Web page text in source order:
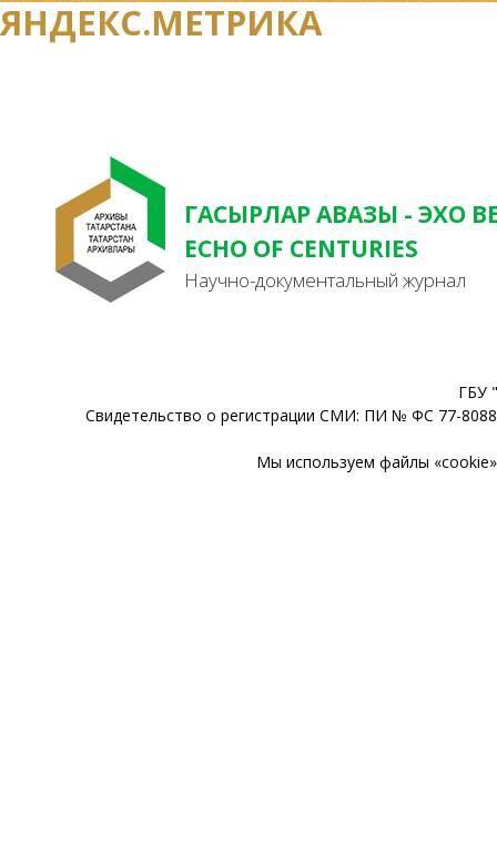
ЯНДЕКС.МЕТРИКА
ГАСЫРЛАР АВАЗЫ - ЭХО
ECHO OF CENTURIES
Научно-документальный журнал
ГБУ
Свидетельство о регистрации СМИ: ПИ № ФС 77-
Мы используем файлы «cookie»